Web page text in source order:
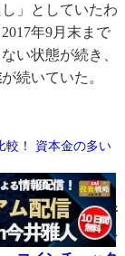
」としていたわ
年9月末まで
い状態が続き、
が続いていた。
較！ 資本金の多い
仮想通貨取引所
録があることを